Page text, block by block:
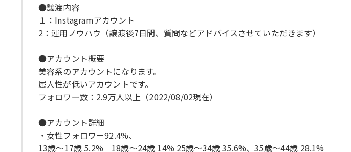
●譲渡内容
１：Instagramアカウント
2：運用ノウハウ（譲渡後7日間、質問などアドバイスさせていただきます）
●アカウント概要
美容系のアカウントになります。
属人性が低いアカウントです。
フォロワー数：2.9万人以上（2022/08/02現在）
●アカウント詳細
・女性フォロワー92.4%、
13歳〜17歳 5.2% 18歳〜24歳 14% 25歳〜34歳 35.6%、35歳〜44歳 28.1%